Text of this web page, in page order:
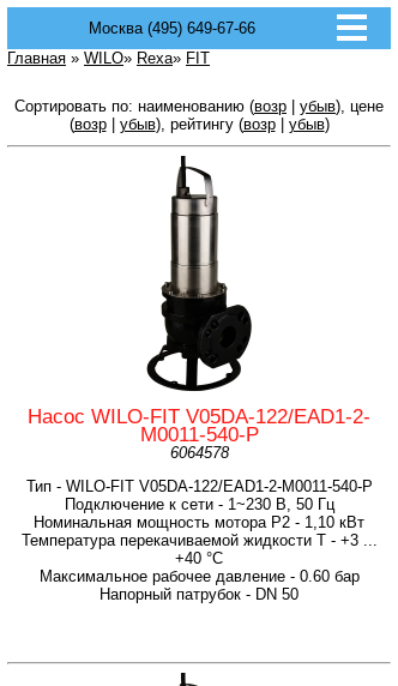
Москва (495) 649-67-66
Главная » WILO» Rexa» FIT
Сортировать по: наименованию (возр убыв), цене
(возр| убыв), рейтингу (возр| убыв)
Насос WILO-FIT V05DA-122/EAD1-2-
M0011-540-P
6064578
Тип - WILO-FIT V05DA-122/EAD1-2-M0011-540-P
Подключение к сети - 1~230 В, 50 Гц
Номинальная мощность мотора P2 - 1,10 кВт
Температура перекачиваемой жидкости T - +3 ...
+40 °C
Максимальное рабочее давление - 0.60 бар
Напорный патрубок - DN 50